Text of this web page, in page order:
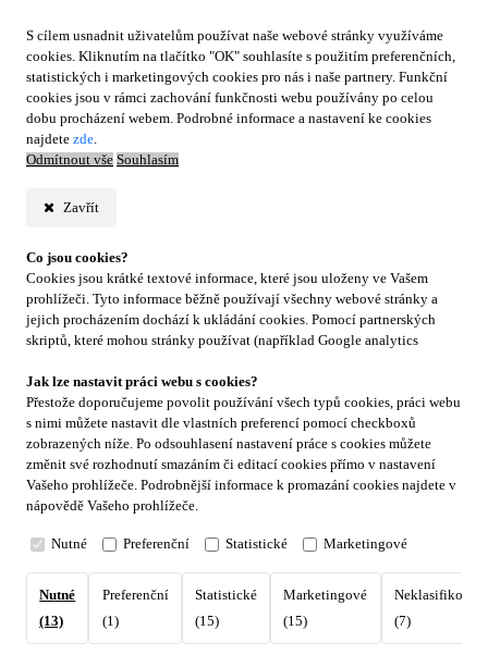
S cílem usnadnit uživatelům používat naše webové stránky využíváme
cookies. Kliknutím na tlačítko "OK" souhlasíte s použitím preferenčních,
statistických i marketingových cookies pro nás i naše partnery. Funkční
cookies jsou v rámci zachování funkčnosti webu používány po celou
dobu procházení webem. Podrobné informace a nastavení ke cookies
najdete zde.
Odmítnout vše Souhlasím
Zavřít
Co jsou cookies?
Cookies jsou krátké textové informace, které jsou uloženy ve Vašem
prohlížeči. Tyto informace běžně používají všechny webové stránky a
jejich procházením dochází k ukládání cookies. Pomocí partnerských
skriptů, které mohou stránky používat (například Google analytics
Jak lze nastavit práci webu s cookies?
Přestože doporučujeme povolit používání všech typů cookies, práci webu
s nimi můžete nastavit dle vlastních preferencí pomocí checkboxů
zobrazených níže. Po odsouhlasení nastavení práce s cookies můžete
změnit své rozhodnutí smazáním či editací cookies přímo v nastavení
Vašeho prohlížeče. Podrobnější informace k promazání cookies najdete v
nápovědě Vašeho prohlížeče.
Nutné Preferenční Statistické Marketingové
Nutné
(13)
Preferenční
(1)
Statistické
(15)
Marketingové
(15)
(7)